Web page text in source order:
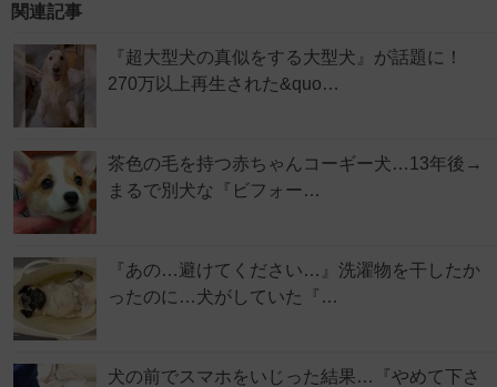
関連記事
『超大型犬の真似をする大型犬』が話題に！
270万以上再生された&quo…
茶色の毛を持つ赤ちゃんコーギー犬…13年後→
まるで別犬な『ビフォー…
『あの…避けてください…』洗濯物を干したか
ったのに…犬がしていた『…
犬の前でスマホをいじった結果…『やめて下さ